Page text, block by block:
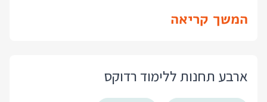
המשך קריאה
ארבע תחנות ללימוד רדוקס